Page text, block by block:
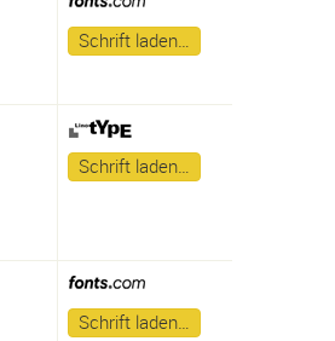
Schrift laden…
Schrift laden…
Schrift laden…